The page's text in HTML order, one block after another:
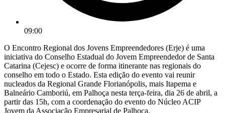
09:00
O Encontro Regional dos Jovens Empreendedores (Erje) é uma
iniciativa do Conselho Estadual do Jovem Empreendedor de Santa
Catarina (Cejesc) e ocorre de forma itinerante nas regionais do
conselho em todo o Estado. Esta edição do evento vai reunir
nucleados da Regional Grande Florianópolis, mais Itapema e
Balneário Camboriú, em Palhoça nesta terça-feira, dia 26 de abril, a
partir das 15h, com a coordenação do evento do Núcleo ACIP
Jovem da Associação Empresarial de Palhoça.